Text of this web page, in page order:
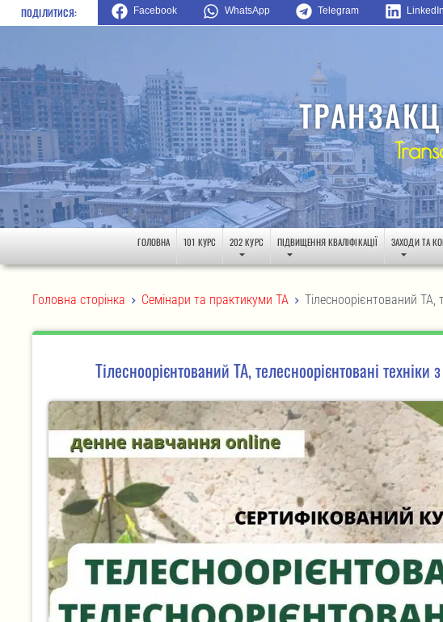
ПОДІЛИТИСЯ: Facebook WhatsApp Telegram LinkedIn
ГОЛОВНА 101 КУРС 202 КУРС ПІДВИЩЕННЯ КВАЛІФІКАЦІЇ ЗАХОДИ ТА
Головна сторінка > Семінари та практикуми ТА > Тілесноорієнтований
Тілесноорієнтований ТА, телесноорієнтовані